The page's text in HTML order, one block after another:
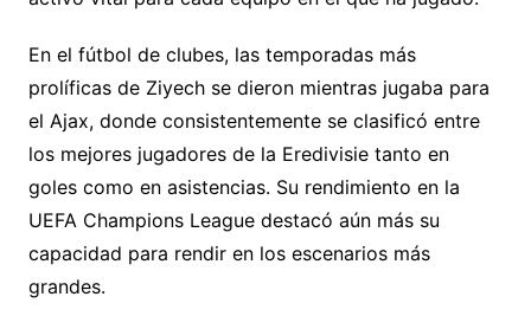
En el fútbol de clubes, las temporadas más
prolíficas de Ziyech se dieron mientras jugaba para
el Ajax, donde consistentemente se clasificó entre
los mejores jugadores de la Eredivisie tanto en
goles como en asistencias. Su rendimiento en la
UEFA Champions League destacó aún más su
capacidad para rendir en los escenarios más
grandes.